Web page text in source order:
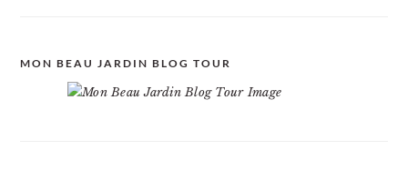
MON BEAU JARDIN BLOG TOUR